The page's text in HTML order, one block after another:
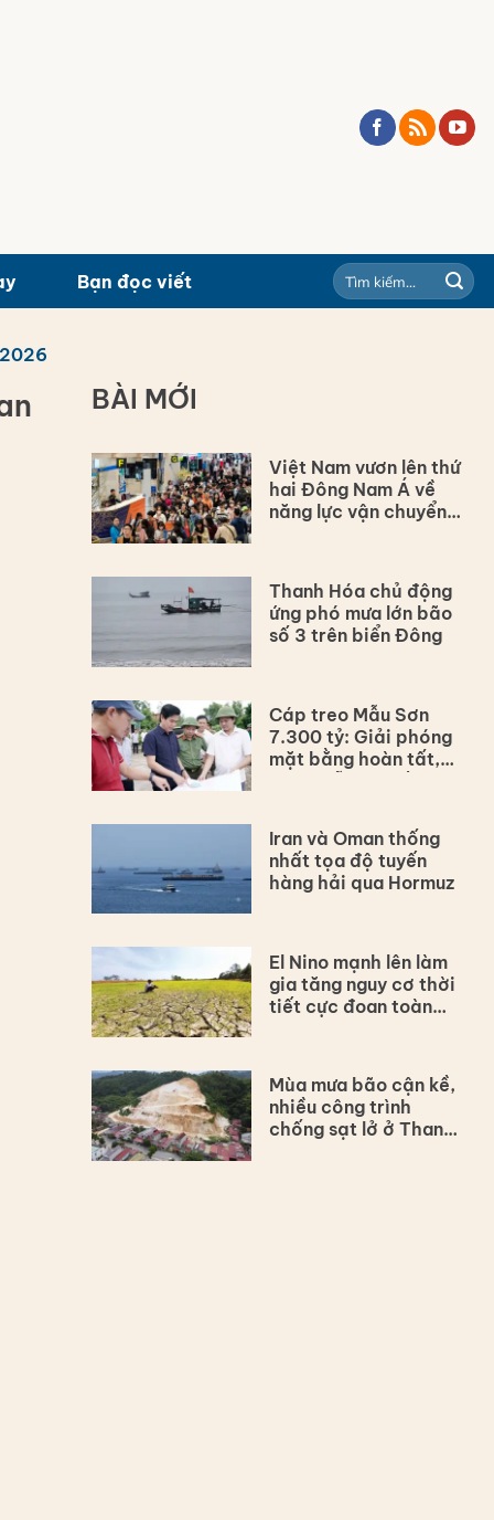
Bạn đọc viết
BÀI MỚI
Việt Nam vươn lên thứ
hai Đông Nam Á về
năng lực vận chuyển
Thanh Hóa chủ động
ứng phó mưa lớn bão
số 3 trên biển Đông
Cáp treo Mẫu Sơn
7.300 tỷ: Giải phóng
mặt bằng hoàn tất,
Iran và Oman thống
nhất tọa độ tuyến
hàng hải qua Hormuz
El Nino mạnh lên làm
gia tăng nguy cơ thời
tiết cực đoan toàn
Mùa mưa bão cận kề,
nhiều công trình
chống sạt lở ở Thanh